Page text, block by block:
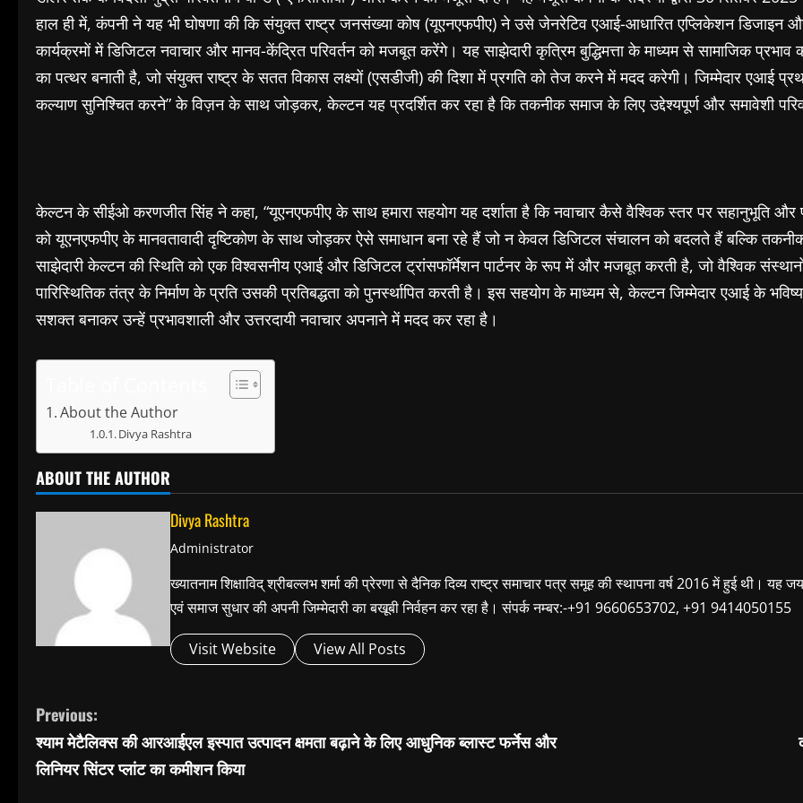
हाल ही में, कंपनी ने यह भी घोषणा की कि संयुक्त राष्ट्र जनसंख्या कोष (यूएनएफपीए) ने उसे जेनरेटिव एआई-आधारित एप्लिकेशन
कार्यक्रमों में डिजिटल नवाचार और मानव-केंद्रित परिवर्तन को मजबूत करेंगे। यह साझेदारी कृत्रिम बुद्धिमत्ता के माध्यम से सामाजिक
का पत्थर बनाती है, जो संयुक्त राष्ट्र के सतत विकास लक्ष्यों (एसडीजी) की दिशा में प्रगति को तेज करने में मदद करेगी। जिम्मेदार एआई
कल्याण सुनिश्चित करने” के विज़न के साथ जोड़कर, केल्टन यह प्रदर्शित कर रहा है कि तकनीक समाज के लिए उद्देश्यपूर्ण और समावेशी
केल्टन के सीईओ करणजीत सिंह ने कहा, “यूएनएफपीए के साथ हमारा सहयोग यह दर्शाता है कि नवाचार कैसे वैश्विक स्तर पर सहानुभूति और
को यूएनएफपीए के मानवतावादी दृष्टिकोण के साथ जोड़कर ऐसे समाधान बना रहे हैं जो न केवल डिजिटल संचालन को बदलते हैं बल्कि
साझेदारी केल्टन की स्थिति को एक विश्वसनीय एआई और डिजिटल ट्रांसफॉर्मेशन पार्टनर के रूप में और मजबूत करती है, जो वैश्विक
पारिस्थितिक तंत्र के निर्माण के प्रति उसकी प्रतिबद्धता को पुनर्स्थापित करती है। इस सहयोग के माध्यम से, केल्टन जिम्मेदार एआई के
सशक्त बनाकर उन्हें प्रभावशाली और उत्तरदायी नवाचार अपनाने में मदद कर रहा है।
About the Author
Divya Rashtra
ABOUT THE AUTHOR
Divya Rashtra
Administrator
ख्यातनाम शिक्षाविद् श्रीबल्लभ शर्मा की प्रेरणा से दैनिक दिव्य राष्ट्र समाचार पत्र समूह की स्थापना वर्ष 2016 में हुई थी।
एवं समाज सुधार की अपनी जिम्मेदारी का बखूबी निर्वहन कर रहा है। संपर्क नम्बर:-+91 9660653702, +91 9414050155
Visit Website View All Posts
C
o
n
Previous:
श्याम मेटैलिक्स की आरआईएल इस्पात उत्पादन क्षमता बढ़ाने के लिए आधुनिक ब्लास्ट फर्नेस और
लिनियर सिंटर प्लांट का कमीशन किया